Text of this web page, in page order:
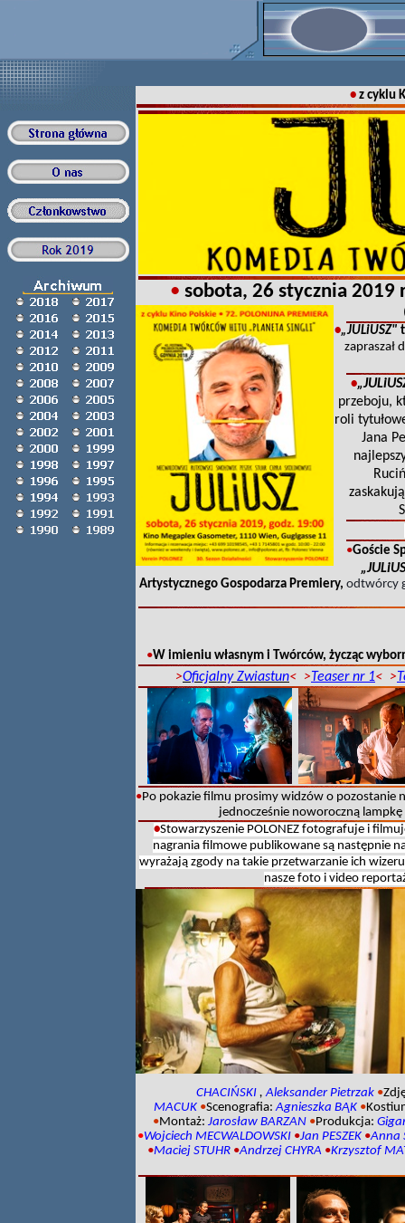
• z cyklu
• sobota, 26 stycznia 2019
•„JULiUSZ"
zapraszał
•
przeboju,
roli
Jana
•Goście
Artystycznego Gospodarza Premiery, odtwórcy
•W imieniu własnym i Twórców, życząc
>Oficjalny Zwiastun< >Teaser nr 1< >
•Po pokazie filmu prosimy widzów o pozostanie
jednocześnie noworoczną
•Stowarzyszenie POLONEZ fotografuje i
nagrania filmowe publikowane są następnie
wyrażają zgody na takie przetwarzanie ich
nasze foto i video
CHACIŃSKI , Aleksander Pietrzak •
MACUK •Scenografia:Agnieszka BĄK •
•Montaż: Jarosław BARZAN •Produkcja:
•Wojciech MECWALDOWSKI •Jan PESZEK •Anna
•Maciej STUHR •Andrzej CHYRA •Krzysztof